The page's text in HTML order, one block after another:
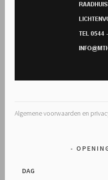
Algemene voorwaarden en
DAG